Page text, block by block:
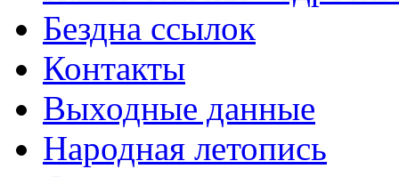
Бездна ссылок
Контакты
Выходные данные
Народная летопись